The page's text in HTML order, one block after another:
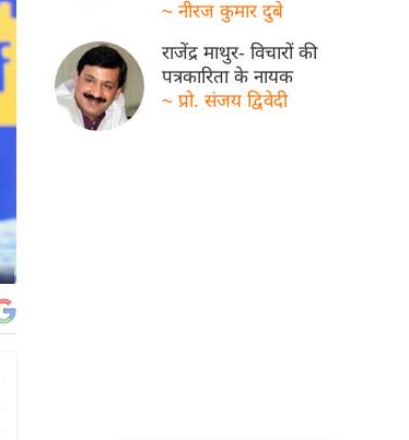
~ नीरज कुमार दुबे
राजेंद्र माथुर- विचारों की
पत्रकारिता के नायक
~ प्रो. संजय द्विवेदी